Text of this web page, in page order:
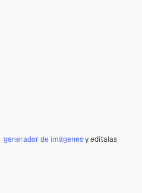
generador de imágenesy edítalas